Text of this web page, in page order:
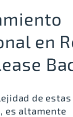
en
de estas
es altamente